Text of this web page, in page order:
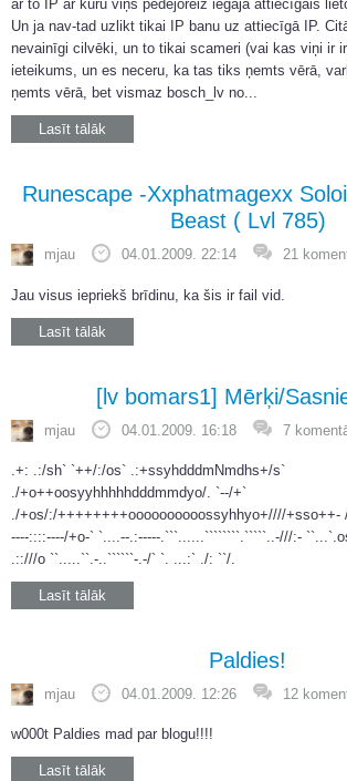
ar to IP ar kuru viņš pēdējoreiz iegāja attiecīgais
Un ja nav-tad uzlikt tikai IP banu uz attiecīgā IP.
nevainīgi cilvēki, un to tikai scameri (vai kas viņi ir
ieteikums, un es neceru, ka tas tiks ņemts vērā,
ņemts vērā, bet vismaz bosch_lv no...
Lasīt tālāk
Runescape -Xxphatmagexx
Beast ( Lvl 785)
mjau 04.01.2009. 22:14 21
Jau visus iepriekš brīdinu, ka šis ir fail vid.
Lasīt tālāk
[lv bomars1] Mērķi/
mjau 04.01.2009. 16:18 7
.+: .:/sh` `++/:/os` .:+ssyhdddmNmdhs+/s`
./+o++oosyyhhhhhdddmmdyo/. `--/+`
./+os/:/++++++++oooooooooossyhhyo+////+sso++-
----::::----/+o-` `....--.:-----.```......````````.`````..-///:-
.::///o ``.....``.-..``````-.-/` `. ...:` ./: ``/.
Lasīt tālāk
Paldies!
mjau 04.01.2009. 12:26 12
w000t Paldies mad par blogu!!!!
Lasīt tālāk